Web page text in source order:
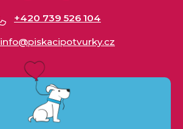
info@piskacipotvurky.cz
+420 739 526 104